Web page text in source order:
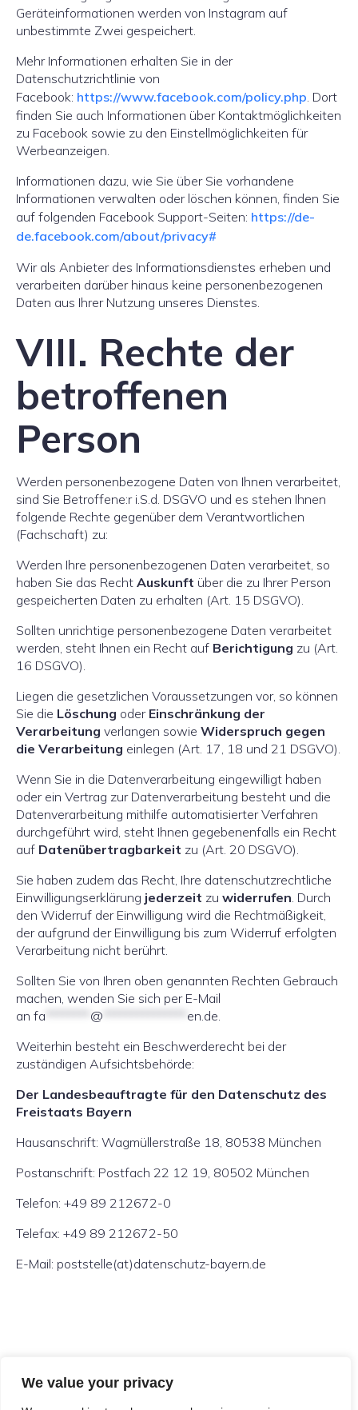
We value your privacy
Geräteinformationen werden von Instagram auf
unbestimmte Zwei gespeichert.
Mehr Informationen erhalten Sie in der
Datenschutzrichtlinie von
Facebook: https://www.facebook.com/policy.php. Dort
finden Sie auch Informationen über Kontaktmöglichkeiten
zu Facebook sowie zu den Einstellmöglichkeiten für
Werbeanzeigen.
Informationen dazu, wie Sie über Sie vorhandene
Informationen verwalten oder löschen können, finden Sie
auf folgenden Facebook Support-Seiten: https://de-
de.facebook.com/about/privacy#
Wir als Anbieter des Informationsdienstes erheben und
verarbeiten darüber hinaus keine personenbezogenen
Daten aus Ihrer Nutzung unseres Dienstes.
VIII. Rechte der
betroffenen
Person
Werden personenbezogene Daten von Ihnen verarbeitet,
sind Sie Betroffene:r i.S.d. DSGVO und es stehen Ihnen
folgende Rechte gegenüber dem Verantwortlichen
(Fachschaft) zu:
Werden Ihre personenbezogenen Daten verarbeitet, so
haben Sie das Recht Auskunft über die zu Ihrer Person
gespeicherten Daten zu erhalten (Art. 15 DSGVO).
Sollten unrichtige personenbezogene Daten verarbeitet
werden, steht Ihnen ein Recht auf Berichtigung zu (Art.
16 DSGVO).
Liegen die gesetzlichen Voraussetzungen vor, so können
Sie die Löschung oder Einschränkung der
Verarbeitung verlangen sowie Widerspruch gegen
die Verarbeitung einlegen (Art. 17, 18 und 21 DSGVO).
Wenn Sie in die Datenverarbeitung eingewilligt haben
oder ein Vertrag zur Datenverarbeitung besteht und die
Datenverarbeitung mithilfe automatisierter Verfahren
durchgeführt wird, steht Ihnen gegebenenfalls ein Recht
auf Datenübertragbarkeit zu (Art. 20 DSGVO).
Sie haben zudem das Recht, Ihre datenschutzrechtliche
Einwilligungserklärung jederzeit zu widerrufen. Durch
den Widerruf der Einwilligung wird die Rechtmäßigkeit,
der aufgrund der Einwilligung bis zum Widerruf erfolgten
Verarbeitung nicht berührt.
Sollten Sie von Ihren oben genannten Rechten Gebrauch
machen, wenden Sie sich per E-Mail
an fa @ en.de.
Weiterhin besteht ein Beschwerderecht bei der
zuständigen Aufsichtsbehörde:
Der Landesbeauftragte für den Datenschutz des
Freistaats Bayern
Hausanschrift: Wagmüllerstraße 18, 80538 München
Postanschrift: Postfach 22 12 19, 80502 München
Telefon: +49 89 212672-0
Telefax: +49 89 212672-50
E-Mail: poststelle(at)datenschutz-bayern.de
e. V.